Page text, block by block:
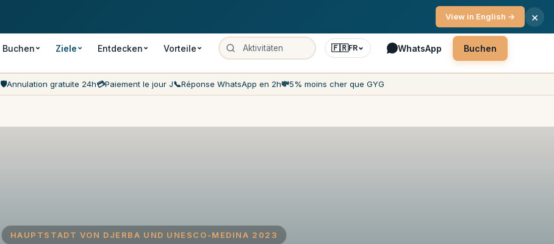
Buchen Ziele Entdecken Vorteile 🇫🇷FR WhatsApp Buchen
🛡️Annulation gratuite 24h💳Paiement le jour J📞Réponse WhatsApp en 2h💸5% moins cher que GYG
HAUPTSTADT VON DJERBA UND UNESCO-MEDINA 2023
View in English → ×